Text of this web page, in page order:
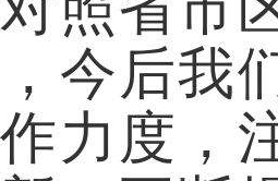
今后我
力度，